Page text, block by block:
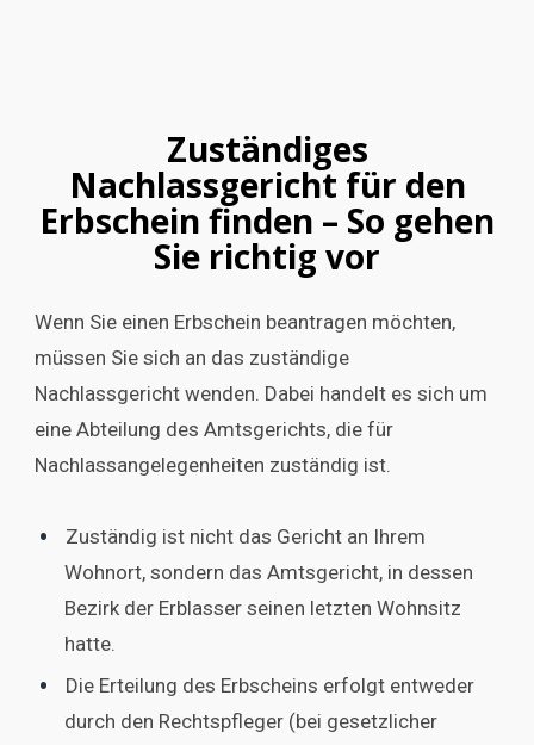
Zuständiges
Nachlassgericht für den
Erbschein finden – So gehen
Sie richtig vor
Wenn Sie einen Erbschein beantragen möchten,
müssen Sie sich an das zuständige
Nachlassgericht wenden. Dabei handelt es sich um
eine Abteilung des Amtsgerichts, die für
Nachlassangelegenheiten zuständig ist.
Zuständig ist nicht das Gericht an Ihrem
Wohnort, sondern das Amtsgericht, in dessen
Bezirk der Erblasser seinen letzten Wohnsitz
hatte.
Die Erteilung des Erbscheins erfolgt entweder
durch den Rechtspfleger (bei gesetzlicher